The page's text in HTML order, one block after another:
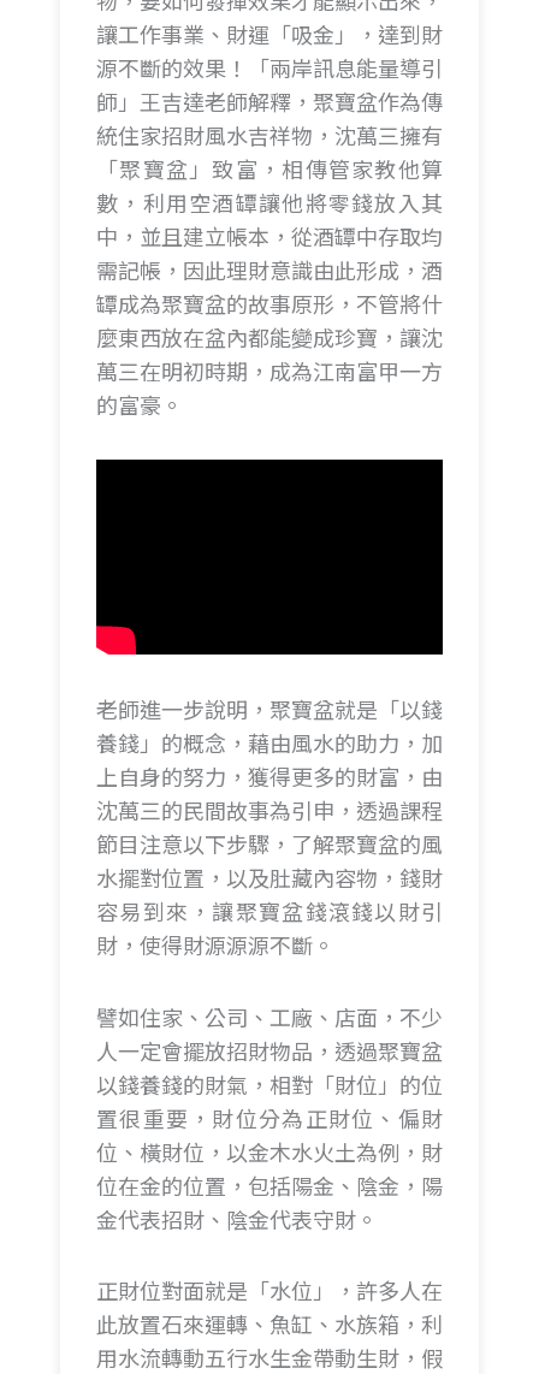
讓工作事業、財運「吸金」，達到財
源不斷的效果！「兩岸訊息能量導引
師」王吉達老師解釋，聚寶盆作為傳
統住家招財風水吉祥物，沈萬三擁有
「聚寶盆」致富，相傳管家教他算
數，利用空酒罈讓他將零錢放入其
中，並且建立帳本，從酒罈中存取均
需記帳，因此理財意識由此形成，酒
罈成為聚寶盆的故事原形，不管將什
麼東西放在盆內都能變成珍寶，讓沈
萬三在明初時期，成為江南富甲一方
的富豪。
老師進一步說明，聚寶盆就是「以錢
養錢」的概念，藉由風水的助力，加
上自身的努力，獲得更多的財富，由
沈萬三的民間故事為引申，透過課程
節目注意以下步驟，了解聚寶盆的風
水擺對位置，以及肚藏內容物，錢財
容易到來，讓聚寶盆錢滾錢以財引
財，使得財源源源不斷。
譬如住家、公司、工廠、店面，不少
人一定會擺放招財物品，透過聚寶盆
以錢養錢的財氣，相對「財位」的位
置很重要，財位分為正財位、偏財
位、橫財位，以金木水火土為例，財
位在金的位置，包括陽金、陰金，陽
金代表招財、陰金代表守財。
正財位對面就是「水位」，許多人在
此放置石來運轉、魚缸、水族箱，利
用水流轉動五行水生金帶動生財，假